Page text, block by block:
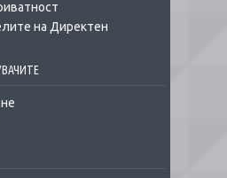
на Директен